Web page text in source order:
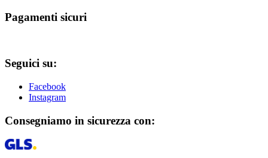
Pagamenti sicuri
Seguici su:
Facebook
Instagram
Consegniamo in sicurezza con: